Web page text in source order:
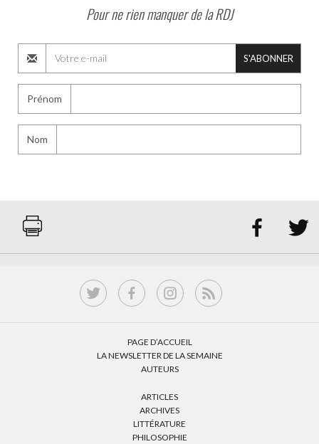
Pour ne rien manquer de la RDJ
S'ABONNER
Prénom
Nom
 
PAGE D’ACCUEIL
LA NEWSLETTER DE LA SEMAINE
AUTEURS
ARTICLES
ARCHIVES
LITTÉRATURE
PHILOSOPHIE